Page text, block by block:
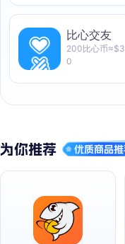
比心交友
200比心币≈$3
0